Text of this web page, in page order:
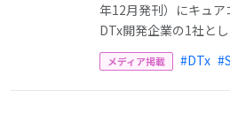
年12月発刊）にキュア
DTx開発企業の1社と
メディア掲載 #DTx